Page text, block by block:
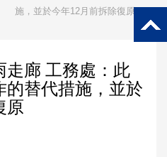
施，並於今年12月前拆除復原
走廊 工務處：此
替代措施，並於
原